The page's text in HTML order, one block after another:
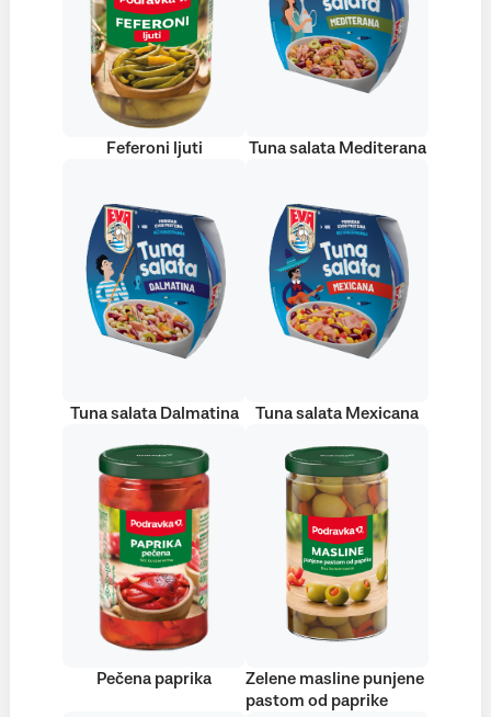
Feferoni ljuti Tuna salata Mediterana
Tuna salata Dalmatina Tuna salata Mexicana
Pečena paprika
Zelene masline punjene
pastom od paprike